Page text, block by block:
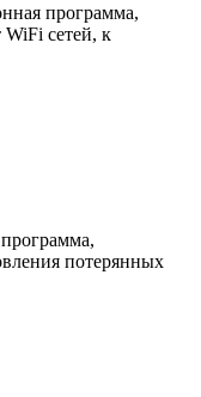
программа,
WiFi сетей, к
потерянных